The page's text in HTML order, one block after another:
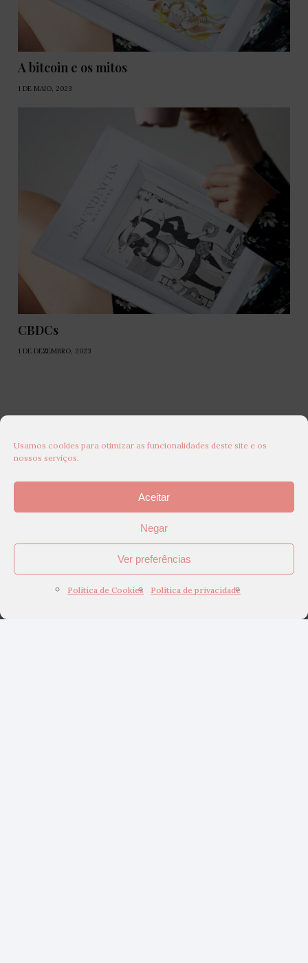
Usamos cookies para otimizar as funcionalidades deste site e os
nossos serviços.
Aceitar
Negar
Ver preferências
Política de Cookies Política de privacidade
A bitcoin e os mitos
1 DE MAIO, 2023
CBDCs
1 DE DEZEMBRO, 2023